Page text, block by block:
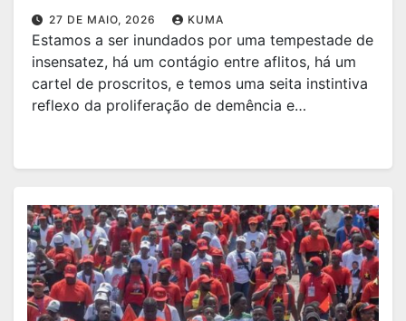
27 DE MAIO, 2026 KUMA
Estamos a ser inundados por uma tempestade de
insensatez, há um contágio entre aflitos, há um
cartel de proscritos, e temos uma seita instintiva
reflexo da proliferação de demência e…